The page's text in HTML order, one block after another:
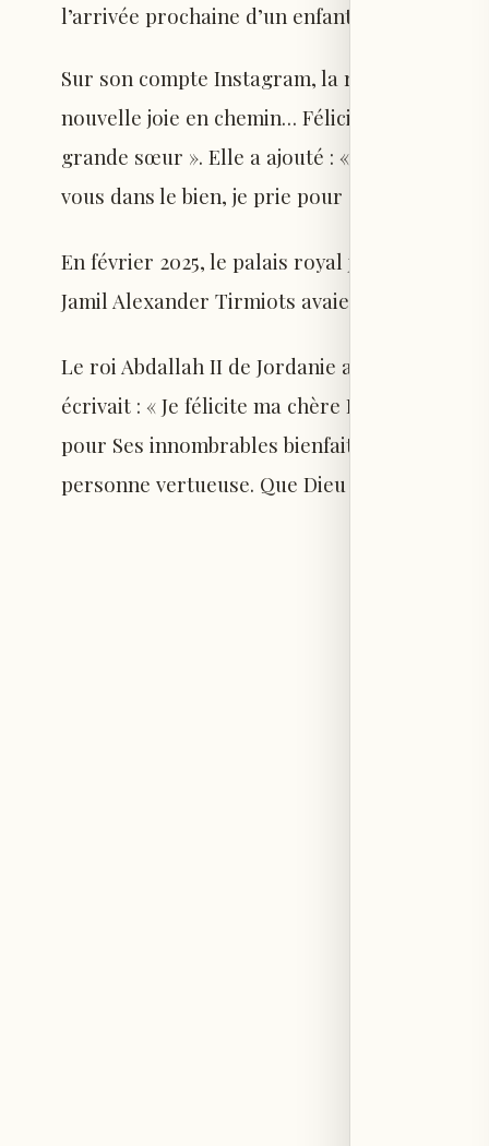
l’arrivée prochaine d’un enfant pour la
Sur son compte Instagram, la reine a publié
nouvelle joie en chemin… Félicitations à
grande sœur ». Elle a ajouté : « Que Dieu te
vous dans le bien, je prie pour cela. »
En février 2025, le palais royal jordanien
Jamil Alexander Tirmiots avaient accueilli
Le roi Abdallah II de Jordanie avait partagé
écrivait : « Je félicite ma chère Iman et le
pour Ses innombrables bienfaits et Lui
personne vertueuse. Que Dieu te protège,